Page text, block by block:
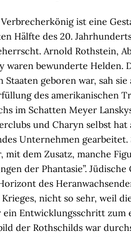
ist eine
Hälfte des 20.
Arnold Rothstein,
waren bewunderte Helden.
Staaten geboren war, sah
des amerikanischen
im Schatten Meyer
und Charyn selbst
Unternehmen
mit dem Zusatz, manche
der Phantasie”.
des
nicht so sehr, weil
ein Entwicklungsschritt
der Rothschilds war